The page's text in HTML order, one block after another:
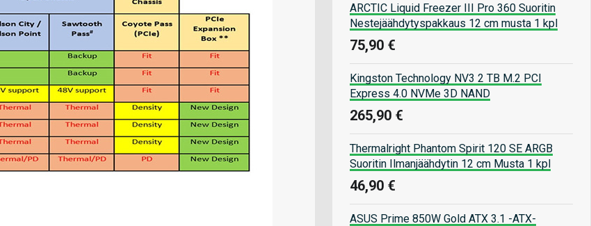
ARCTIC Liquid Freezer III Pro 360 Suoritin
Nestejäähdytyspakkaus 12 cm musta 1 kpl
75,90 €
Kingston Technology NV3 2 TB M.2 PCI
Express 4.0 NVMe 3D NAND
265,90 €
Thermalright Phantom Spirit 120 SE ARGB
Suoritin Ilmanjäähdytin 12 cm Musta 1 kpl
46,90 €
ASUS Prime 850W Gold ATX 3.1 -ATX-